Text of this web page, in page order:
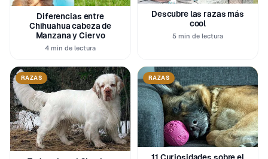
Diferencias entre
Chihuahua cabeza de
Manzana y Ciervo
4 min de lectura
Descubre las razas más
cool
5 min de lectura
RAZAS RAZAS